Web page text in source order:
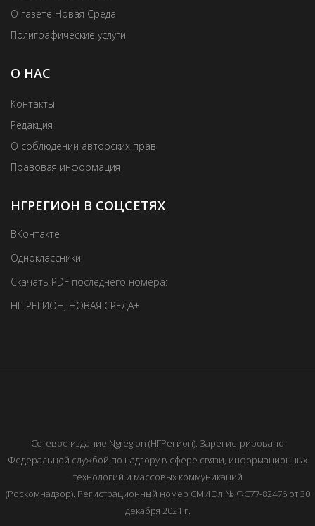
О газете Новая Среда
Полиграфические услуги
О НАС
Контакты
Редакция
О соблюдении авторских прав
Правовая информация
НГРЕГИОН В СОЦСЕТЯХ
ВКонтакте
Одноклассники
Скачать PDF последнего номера:
НГ-РЕГИОН, НОВАЯ СРЕДА+
Сетевое издание Ngregion (НГРегион). Зарегистрировано
Федеральной службой по надзору в сфере связи, информационных
технологий и массовых коммуникаций
(Роскомнадзор). Регистрационный номер СМИ Эл № ФС77-82476 от 30
декабря 2021 г.